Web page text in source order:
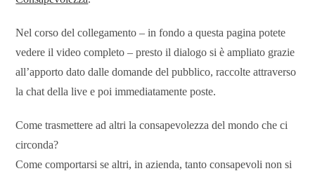
Nel corso del collegamento – in fondo a questa pagina potete
vedere il video completo – presto il dialogo si è ampliato grazie
all’apporto dato dalle domande del pubblico, raccolte attraverso
la chat della live e poi immediatamente poste.
Come trasmettere ad altri la consapevolezza del mondo che ci
circonda?
Come comportarsi se altri, in azienda, tanto consapevoli non si